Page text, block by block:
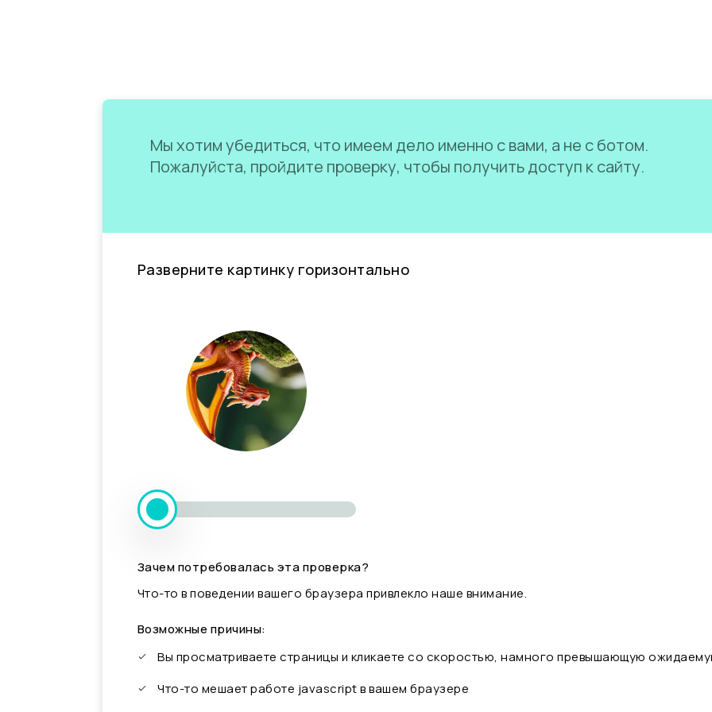
Мы хотим убедиться, что имеем дело именно с вами, а не с ботом.
Пожалуйста, пройдите проверку, чтобы получить доступ к сайту.
Разверните картинку горизонтально
Зачем потребовалась эта проверка?
Что-то в поведении вашего браузера привлекло наше внимание.
Возможные причины:
Вы просматриваете страницы и кликаете со скоростью, намного превышающую
Что-то мешает работе javascript в вашем браузере